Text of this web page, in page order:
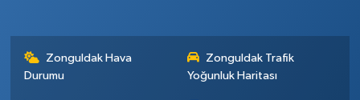
Zonguldak Hava
Durumu
Zonguldak Trafik
Yoğunluk Haritası